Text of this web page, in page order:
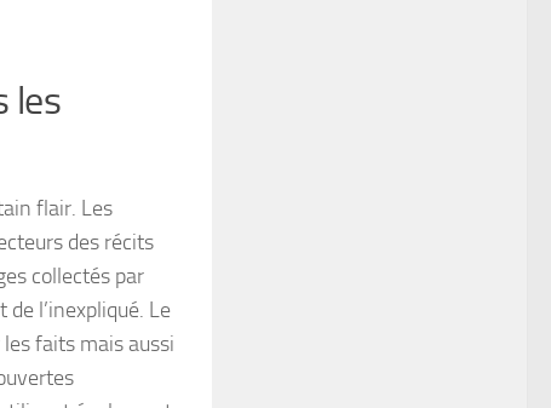
les
flair. Les
des récits
collectés par
l’inexpliqué. Le
faits mais aussi